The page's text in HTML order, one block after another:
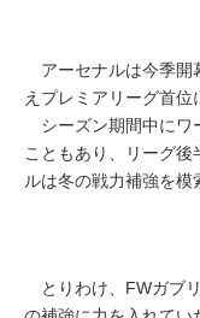
アーセナルは今季開
えプレミアリーグ首位
シーズン期間中にワ
こともあり、リーグ後
ルは冬の戦力補強を模
とりわけ、FWガブ